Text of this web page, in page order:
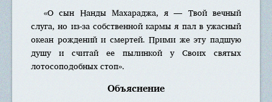
«O сын Нaнды Махараджa, я — Твой вечный
слуга, но из-за собственной кармы я пал в ужасный
океан рождений и смертей. Прими же эту падшую
душу и считай ее пылинкой у Своих святых
лотосоподобных стоп».
Объяснение